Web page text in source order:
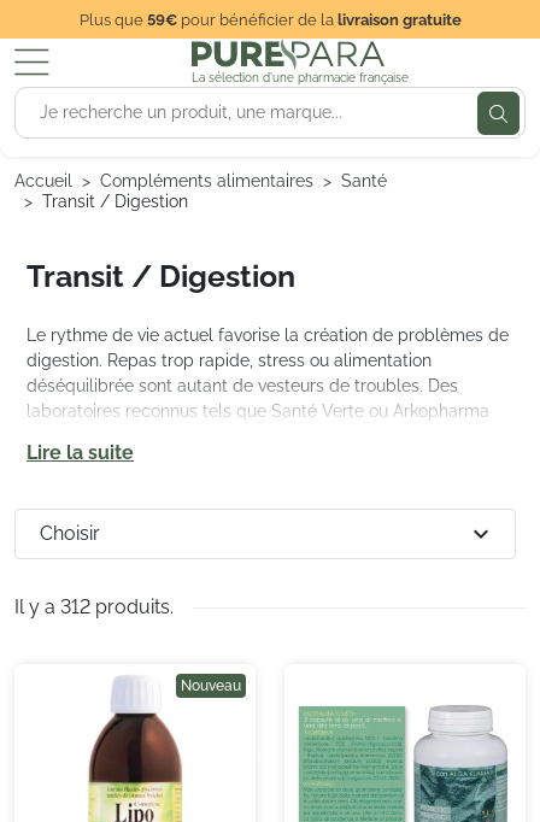
Plus que59€pour bénéficier de lalivraison gratuite
La sélection d'une pharmacie française
Accueil Compléments alimentaires
Santé
Transit / Digestion
Transit / Digestion
Le rythme de vie actuel favorise la création de problèmes de
digestion. Repas trop rapide, stress ou alimentation
déséquilibrée sont autant de vesteurs de troubles. Des
laboratoires reconnus tels que Santé Verte ou Arkopharma
ergyphilus, visant à rétablir l'équilibre de la flore intestinale.
Lire la suite
Il y a 312 produits.
Choisir expand_more
Nouveau